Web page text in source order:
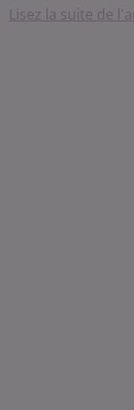
Lisez la suite de